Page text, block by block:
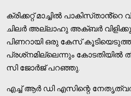
ക്രിക്കറ്റ് മാച്ചിൽ
ചിലർ അല്ലാഹു അക്‌ബർ
പിണറായി ഒരു കേസ്
പ്രശ്‌നമില്ലെന്നും കോടതിയിൽ
സി ജോർജ് പറഞ്ഞു.
എച്ച് ആർ ഡി എസിന്റെ